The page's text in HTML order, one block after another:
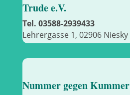
Trude e.V.
Tel. 03588-2939433
Lehrergasse 1, 02906 Niesky
Nummer gegen Kummer